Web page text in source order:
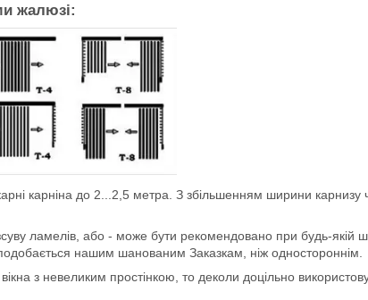
жалюзі:
карніна до 2...2,5 метра. З збільшенням ширини карнизу
ламелів, або - може бути рекомендовано при будь-якій
нашим шанованим Заказкам, ніж одностороннім.
з невеликим простінкою, то деколи доцільно